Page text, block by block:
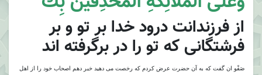
از فرزندانت درود خدا بر تو و بر
فرشتگانى كه تو را در برگرفته اند
صَفْو ان گفت كه به آن حضرت عرض كردم كه رخصت مى دهيد خبر دهم اصحاب خود را از اهل